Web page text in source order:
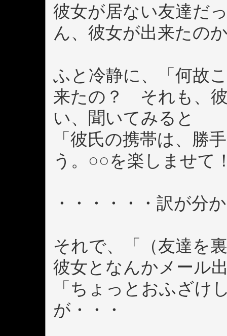
彼女が居ない友達だ
ん、彼女が出来たの
ふと冷静に、「何故
来たの？ それも、
い、聞いてみると
「彼氏の携帯は、勝
う。○○を楽しませて
・・・・・・訳が分
それで、「（友達を
彼女となんかメール
「ちょっとおふざけ
が・・・